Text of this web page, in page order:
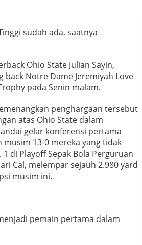
sudah ada, saatnya
Ohio State Julian Sayin,
Notre Dame Jeremiyah Love
pada Senin malam.
penghargaan tersebut
atas Ohio State dalam
gelar konferensi pertama
13-0 mereka yang tidak
di Playoff Sepak Bola Perguruan
Cal, melempar sejauh 2.980 yard
musim ini.
pemain pertama dalam